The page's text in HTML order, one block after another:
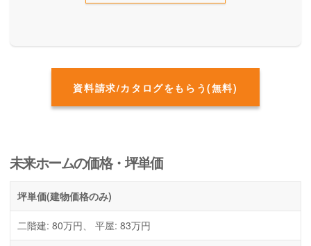
資料請求/カタログをもらう(無料)
未来ホームの価格・坪単価
坪単価(建物価格のみ)
二階建: 80万円、 平屋: 83万円